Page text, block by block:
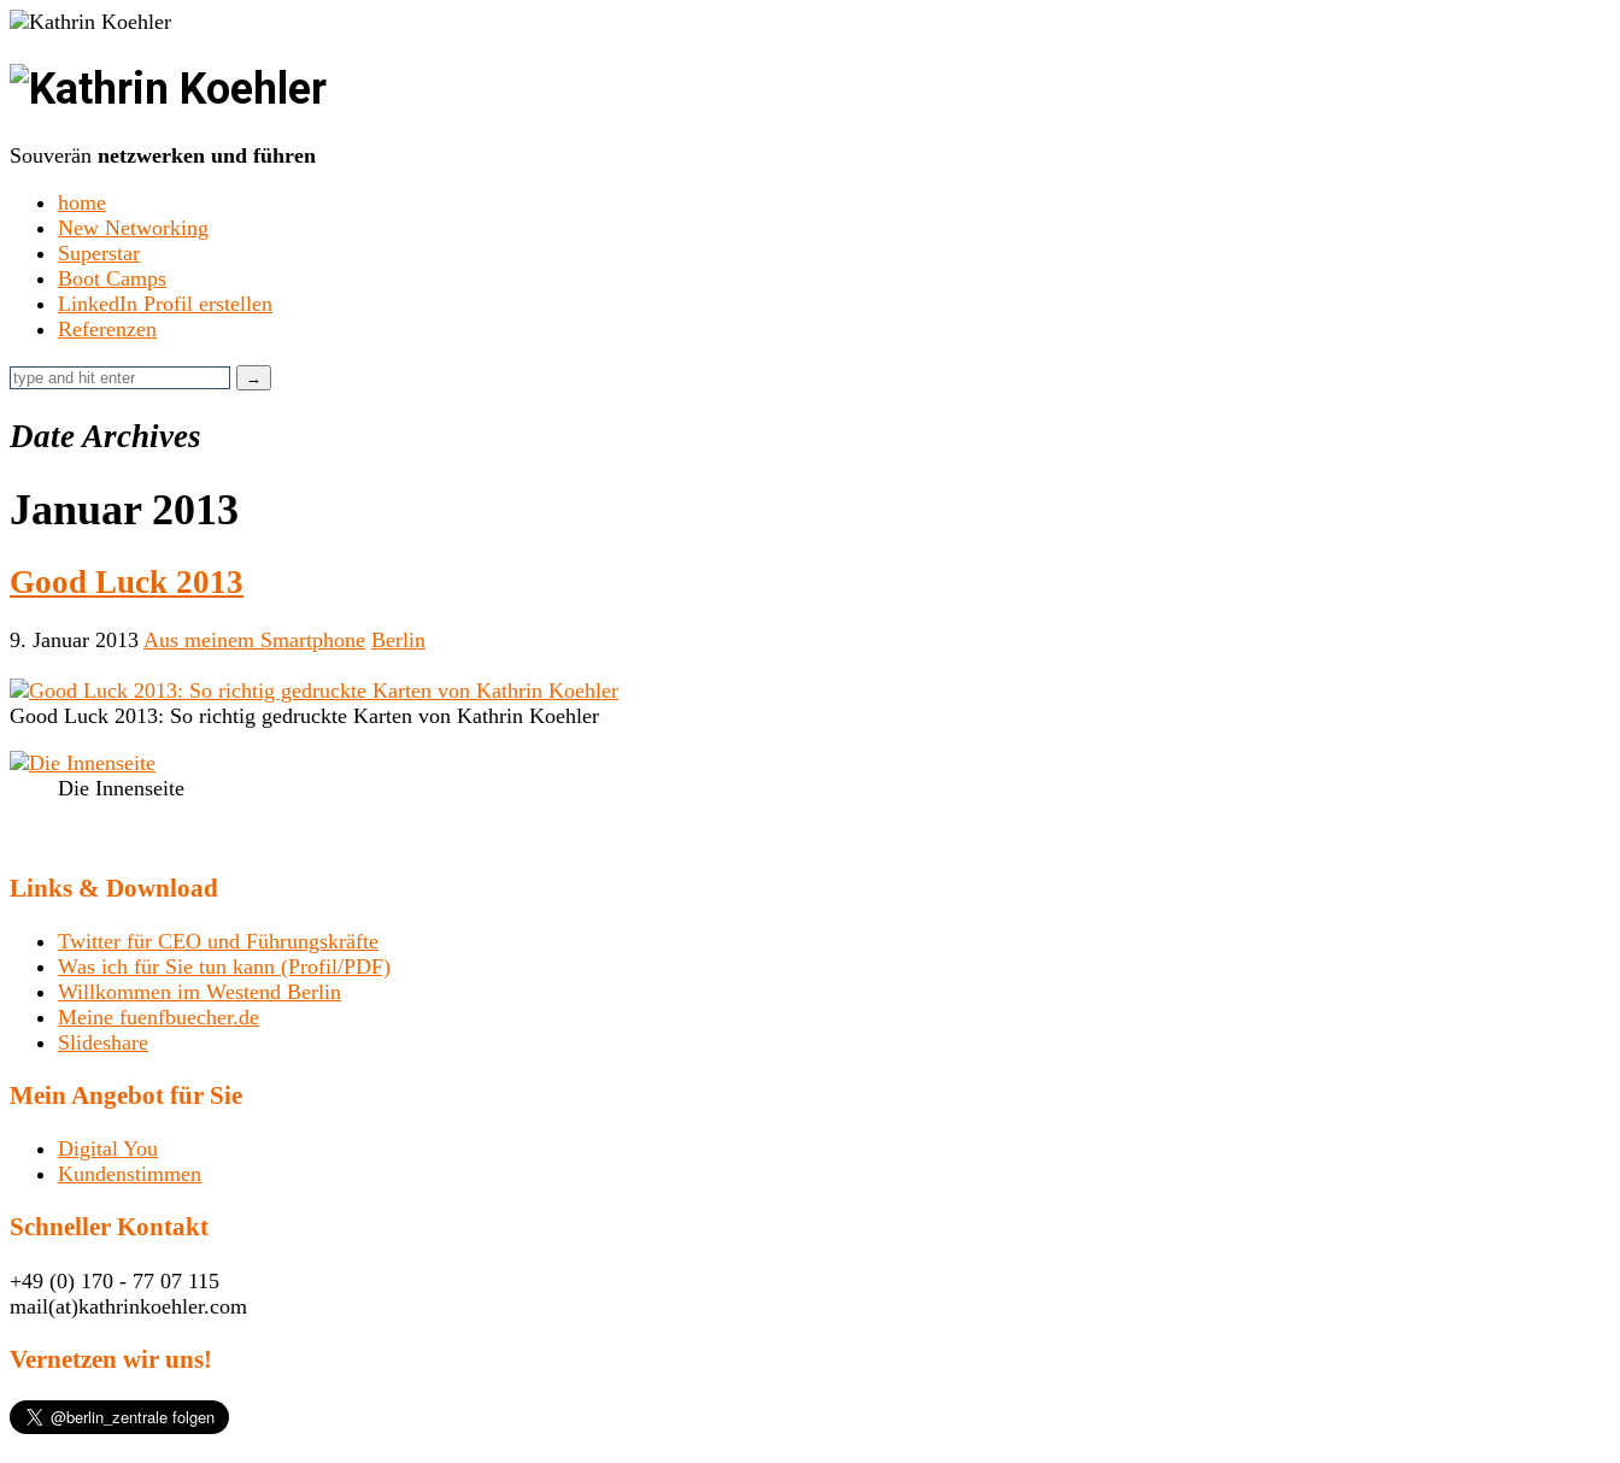
Kathrin
Koehler
Souverän netzwerken und führen
home
New Networking
Superstar
Boot Camps
LinkedIn Profil erstellen
Referenzen
Date Archives
Januar 2013
Good Luck 2013
9. Januar 2013 Aus meinem Smartphone Berlin
Good Luck 2013: So richtig gedruckte Karten von Kathrin Koehler
Die Innenseite
Links & Download
Twitter für CEO und Führungskräfte
Was ich für Sie tun kann (Profil/PDF)
Willkommen im Westend Berlin
Meine fuenfbuecher.de
Slideshare
Mein Angebot für Sie
Digital You
Kundenstimmen
Schneller Kontakt
+49 (0) 170 - 77 07 115
mail(at)kathrinkoehler.com
Vernetzen wir uns!